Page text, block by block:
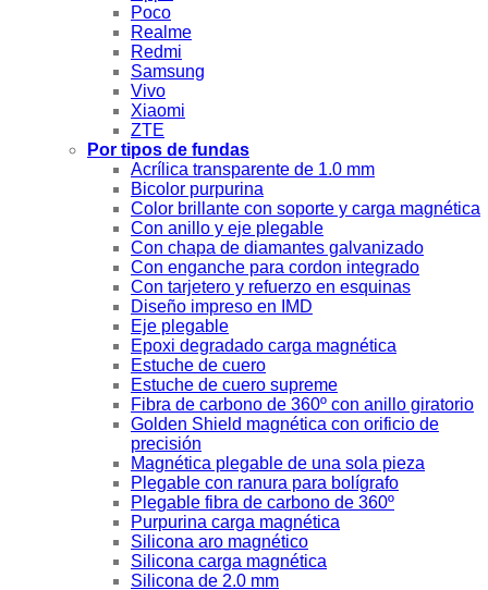
Poco
Realme
Redmi
Samsung
Vivo
Xiaomi
ZTE
Por tipos de fundas
Acrílica transparente de 1.0 mm
Bicolor purpurina
Color brillante con soporte y carga magnética
Con anillo y eje plegable
Con chapa de diamantes galvanizado
Con enganche para cordon integrado
Con tarjetero y refuerzo en esquinas
Diseño impreso en IMD
Eje plegable
Epoxi degradado carga magnética
Estuche de cuero
Estuche de cuero supreme
Fibra de carbono de 360º con anillo giratorio
Golden Shield magnética con orificio de
precisión
Magnética plegable de una sola pieza
Plegable con ranura para bolígrafo
Plegable fibra de carbono de 360º
Purpurina carga magnética
Silicona aro magnético
Silicona carga magnética
Silicona de 2.0 mm